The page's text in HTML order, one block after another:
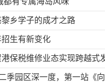
乡学子的成才之路
生有新变化
保税维修业态实现跨越式
季园区深一度，第一站《